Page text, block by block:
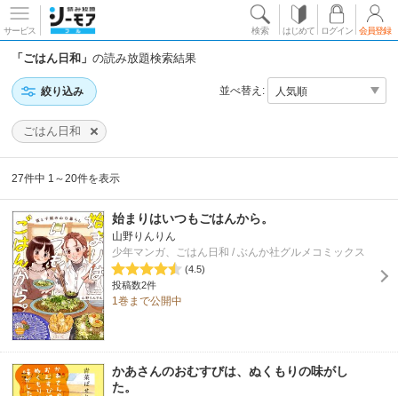
サービス 検索 はじめて ログイン 会員登録
「ごはん日和」の読み放題検索結果
絞り込み 並べ替え:
ごはん日和
27件中 1～20件を表示
始まりはいつもごはんから。
山野りんりん
少年マンガ、ごはん日和 / ぶんか社グルメコミックス
(4.5)
投稿数2件
1巻まで公開中
かあさんのおむすびは、ぬくもりの味がし
た。